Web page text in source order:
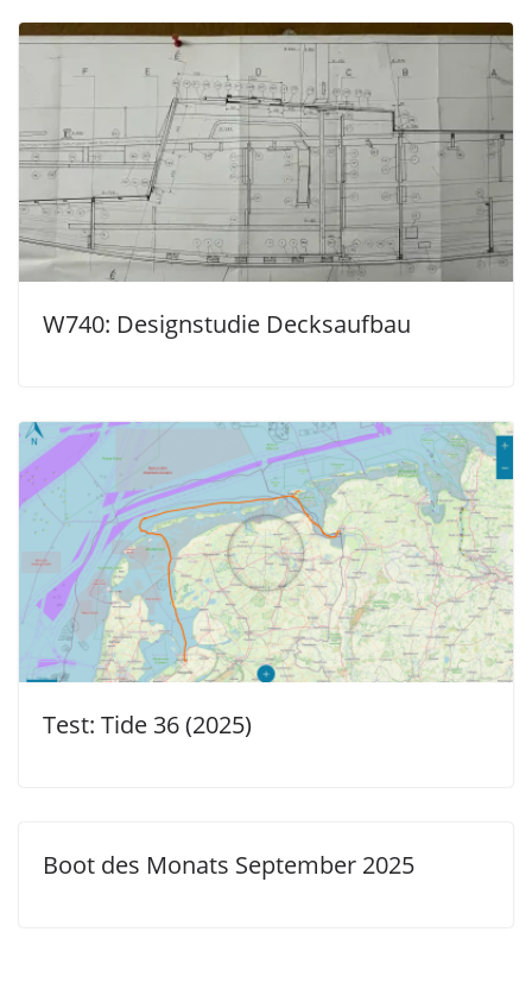
W740: Designstudie Decksaufbau
Test: Tide 36 (2025)
Boot des Monats September 2025